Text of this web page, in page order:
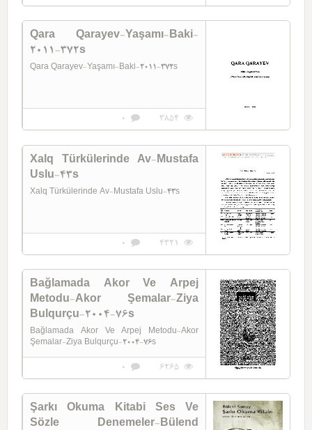
Qara Qarayev-Yaşamı-Baki-
2011-372s
Qara Qarayev-Yaşamı-Baki-2011-372s
3854
0
Xalq Türkülerinde Av-Mustafa
Uslu-43s
Xalq Türkülerinde Av-Mustafa Uslu-43s
4321
0
Bağlamada Akor Ve Arpej
Metodu-Akor Şemalar-Ziya
Bulqurçu-2004-76s
Bağlamada Akor Ve Arpej Metodu-Akor
Şemalar-Ziya Bulqurçu-2004-76s
6265
0
Şarkı Okuma Kitabi Ses Ve
Sözle Denemeler-Bülend